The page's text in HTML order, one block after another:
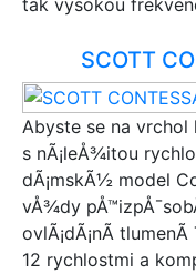
tak vysokou
SCOTT
Abyste se na vrchol
s nÃ¡leÅ¾itou
dÃ¡mskÃ½ model
vÅ¾dy
ovlÃ¡dÃ¡nÃ­
12 rychlostmi a